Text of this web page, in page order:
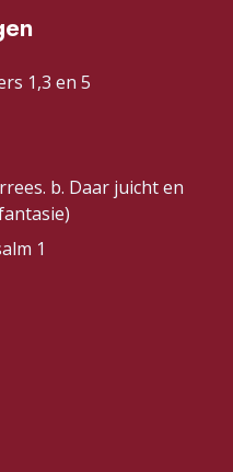
1,3 en 5
b. Daar juicht en
1